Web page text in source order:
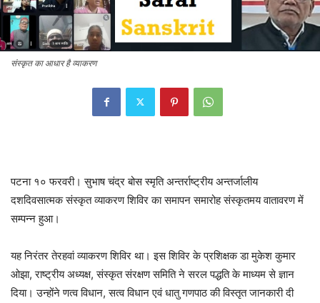
संस्कृत का आधार है व्याकरण
पटना १० फरवरी। सुभाष चंद्र बोस स्मृति अन्तर्राष्ट्रीय अन्तर्जालीय
दशदिवसात्मक संस्कृत व्याकरण शिविर का समापन समारोह संस्कृतमय वातावरण में
सम्पन्न हुआ।
यह निरंतर तेरहवां व्याकरण शिविर था। इस शिविर के प्रशिक्षक डा मुकेश कुमार
ओझा, राष्ट्रीय अध्यक्ष, संस्कृत संरक्षण समिति ने सरल पद्धति के माध्यम से ज्ञान
दिया। उन्होंने णत्व विधान, सत्व विधान एवं धातु गणपाठ की विस्तृत जानकारी दी